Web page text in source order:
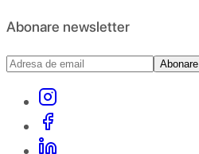
Abonare newsletter
Abonare